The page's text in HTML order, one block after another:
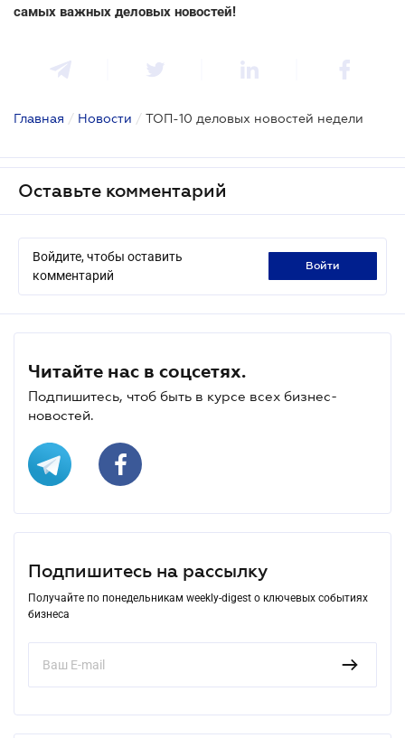
самых важных деловых новостей!
Главная / Новости / ТОП-10 деловых новостей недели
Оставьте комментарий
Войдите, чтобы оставить
комментарий
войти
Читайте нас в соцсетях.
Подпишитесь, чтоб быть в курсе всех бизнес-
новостей.
Подпишитесь на рассылку
Получайте по понедельникам weekly-digest о ключевых событиях
бизнеса